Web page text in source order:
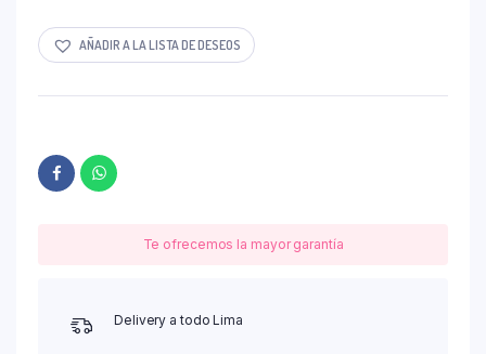
AÑADIR A LA LISTA DE DESEOS
Te ofrecemos la mayor garantía
Delivery a todo Lima